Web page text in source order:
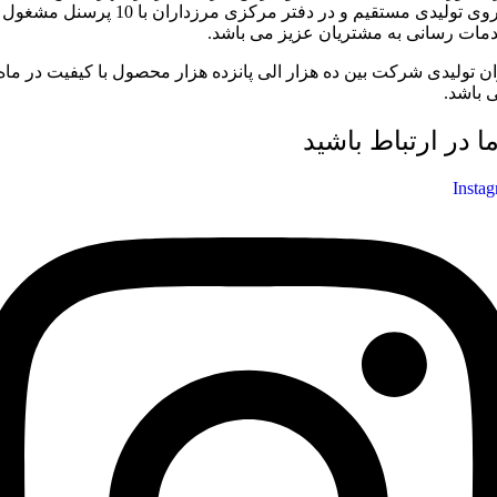
نیروی تولیدی مستقیم و در دفتر مرکزی مرزداران با 10 پرسنل مشغول
رسانی به مشتریان عزیز می باشد.
تولیدی شرکت بین ده هزار الی پانزده هزار محصول با کیفیت در
باشد.
در ارتباط باشید